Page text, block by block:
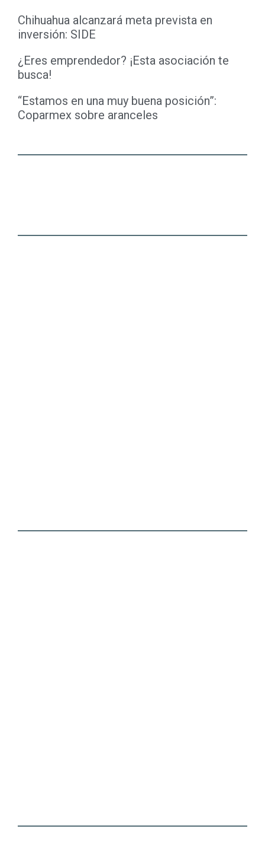
Chihuahua alcanzará meta prevista en
inversión: SIDE
¿Eres emprendedor? ¡Esta asociación te
busca!
“Estamos en una muy buena posición”:
Coparmex sobre aranceles